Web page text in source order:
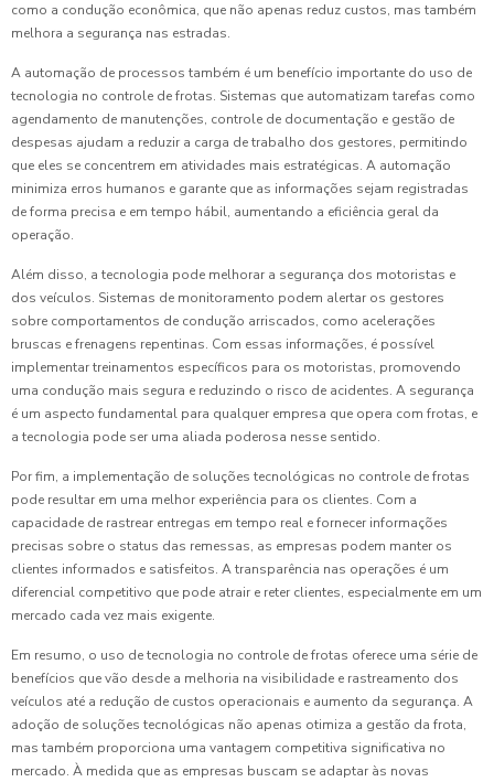
como a condução econômica, que não apenas reduz custos, mas também
melhora a segurança nas estradas.
A automação de processos também é um benefício importante do uso de
tecnologia no controle de frotas. Sistemas que automatizam tarefas como
agendamento de manutenções, controle de documentação e gestão de
despesas ajudam a reduzir a carga de trabalho dos gestores, permitindo
que eles se concentrem em atividades mais estratégicas. A automação
minimiza erros humanos e garante que as informações sejam registradas
de forma precisa e em tempo hábil, aumentando a eficiência geral da
operação.
Além disso, a tecnologia pode melhorar a segurança dos motoristas e
dos veículos. Sistemas de monitoramento podem alertar os gestores
sobre comportamentos de condução arriscados, como acelerações
bruscas e frenagens repentinas. Com essas informações, é possível
implementar treinamentos específicos para os motoristas, promovendo
uma condução mais segura e reduzindo o risco de acidentes. A segurança
é um aspecto fundamental para qualquer empresa que opera com frotas, e
a tecnologia pode ser uma aliada poderosa nesse sentido.
Por fim, a implementação de soluções tecnológicas no controle de frotas
pode resultar em uma melhor experiência para os clientes. Com a
capacidade de rastrear entregas em tempo real e fornecer informações
precisas sobre o status das remessas, as empresas podem manter os
clientes informados e satisfeitos. A transparência nas operações é um
diferencial competitivo que pode atrair e reter clientes, especialmente em um
mercado cada vez mais exigente.
Em resumo, o uso de tecnologia no controle de frotas oferece uma série de
benefícios que vão desde a melhoria na visibilidade e rastreamento dos
veículos até a redução de custos operacionais e aumento da segurança. A
adoção de soluções tecnológicas não apenas otimiza a gestão da frota,
mas também proporciona uma vantagem competitiva significativa no
mercado. À medida que as empresas buscam se adaptar às novas